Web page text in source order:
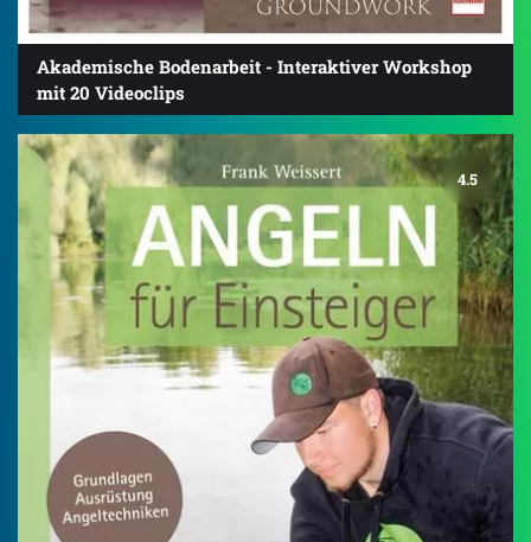
Akademische Bodenarbeit - Interaktiver Workshop
mit 20 Videoclips
4.5